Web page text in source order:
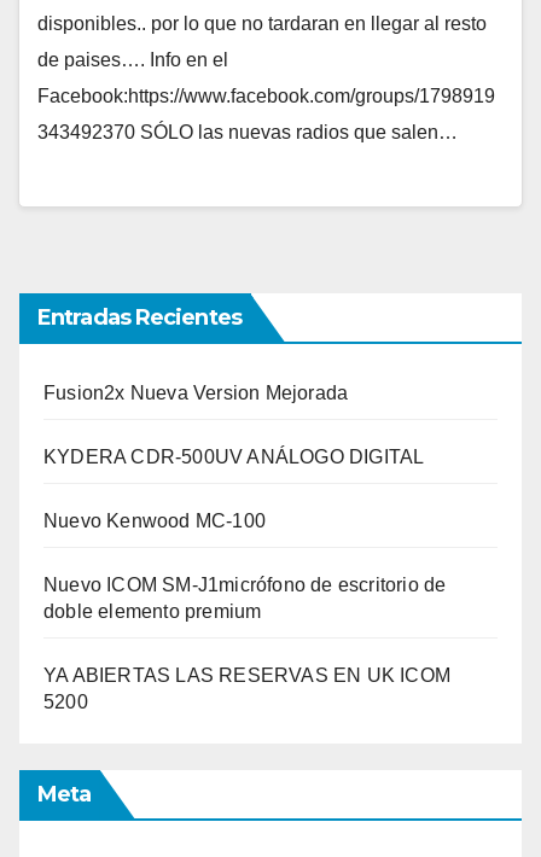
disponibles.. por lo que no tardaran en llegar al resto
de paises…. Info en el
Facebook:https://www.facebook.com/groups/1798919
343492370 SÓLO las nuevas radios que salen…
Entradas Recientes
Fusion2x Nueva Version Mejorada
KYDERA CDR-500UV ANÁLOGO DIGITAL
Nuevo Kenwood MC-100
Nuevo ICOM SM-J1micrófono de escritorio de
doble elemento premium
YA ABIERTAS LAS RESERVAS EN UK ICOM
5200
Meta